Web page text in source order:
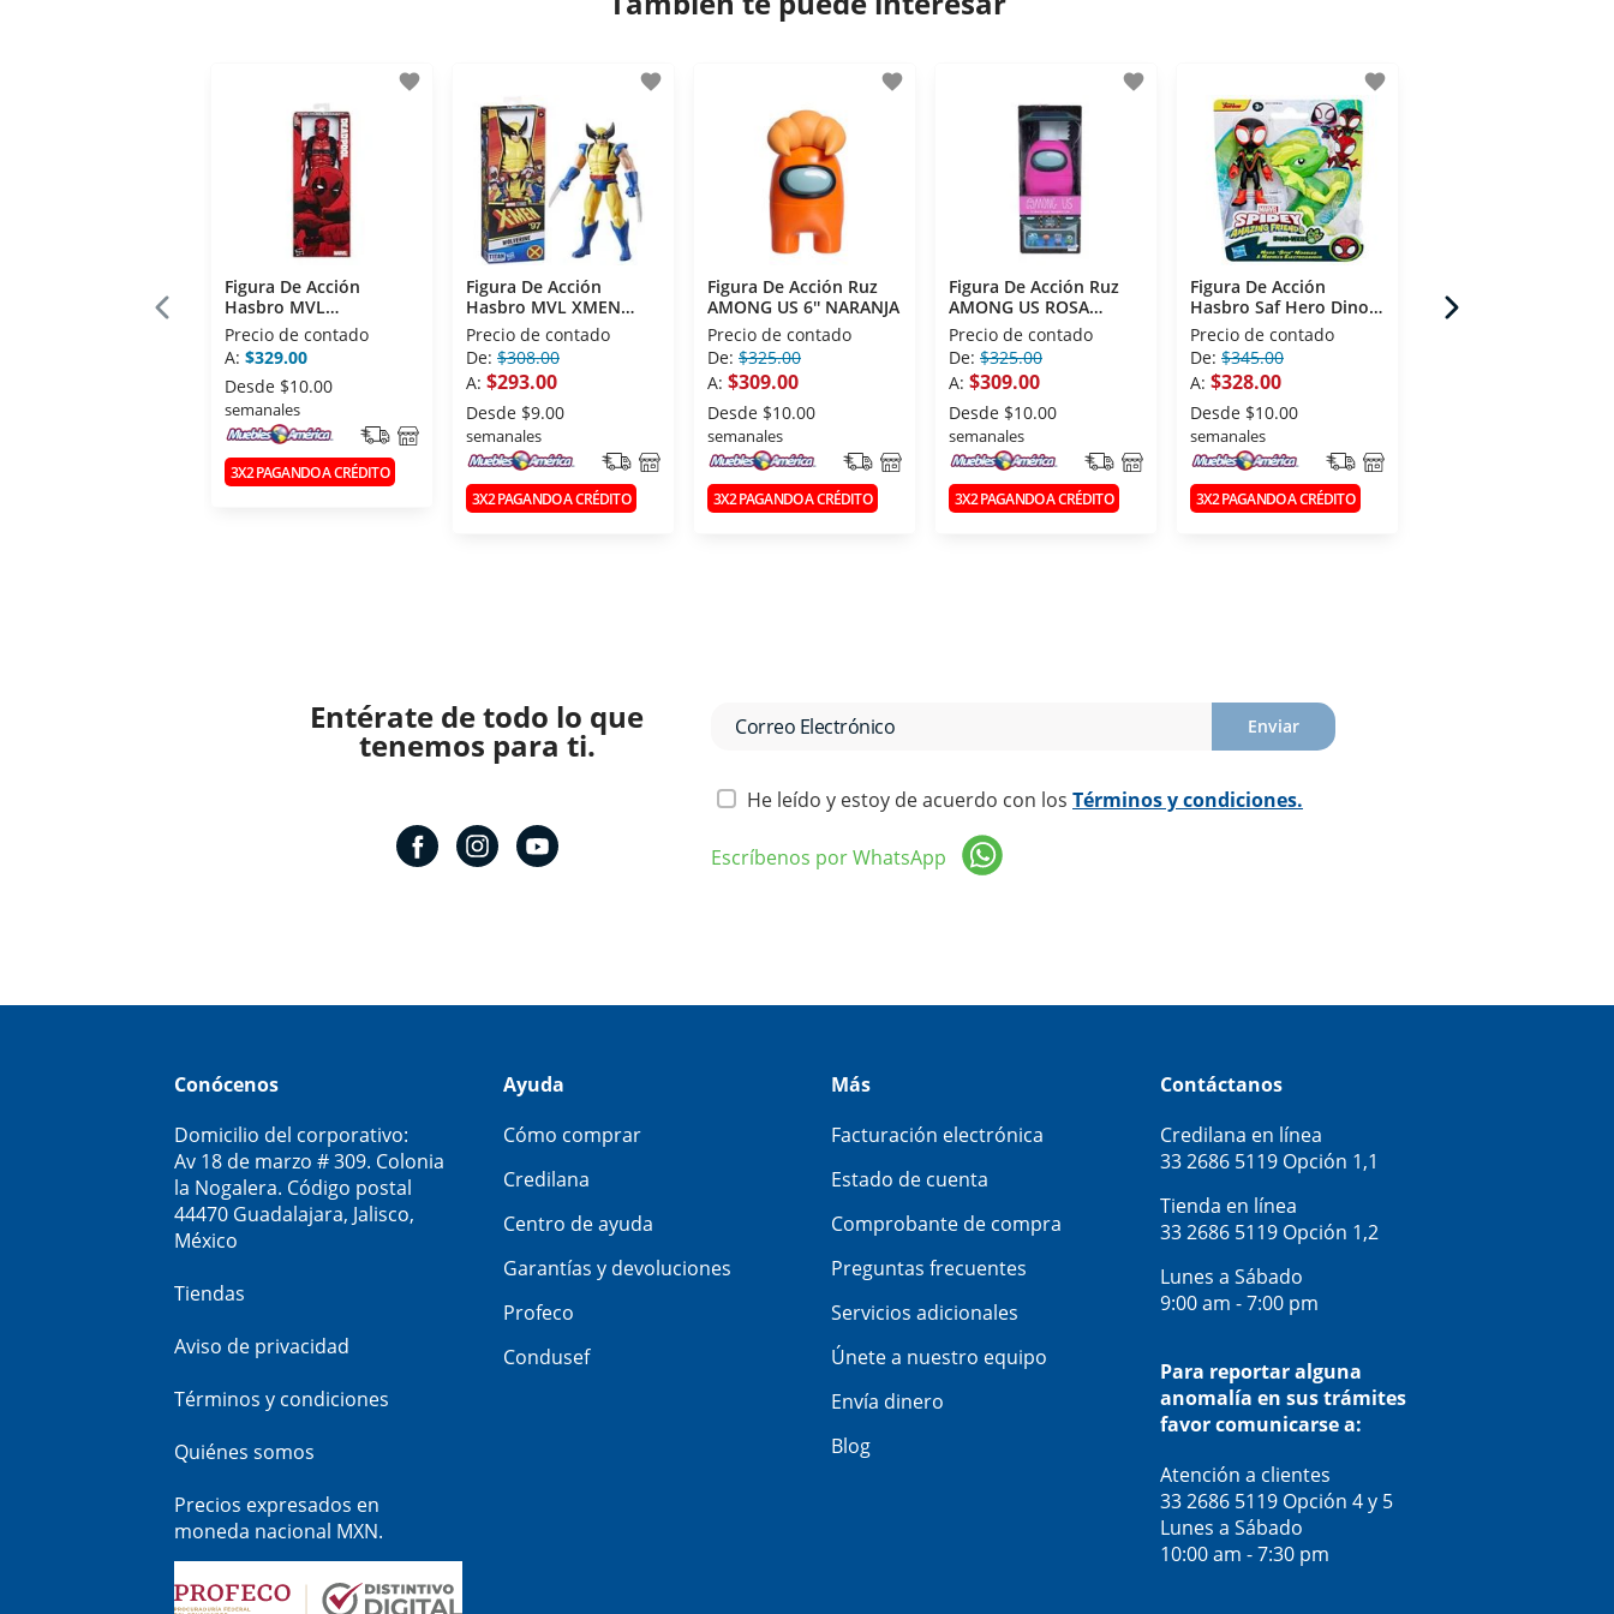
favorite
Figura De Acción
Hasbro MVL
DEADPOOL 12 INCH
FIGURE
Precio de contado
A: $329.00
Desde $10.00
semanales
3X2 PAGANDO A CRÉDITO
favorite
Figura De Acción
Hasbro MVL XMEN
12IN TITAN HERO
Precio de contado
De: $308.00
A: $293.00
Desde $9.00
semanales
3X2 PAGANDO A CRÉDITO
favorite
Figura De Acción Ruz
AMONG US 6'' NARANJA
Precio de contado
De: $325.00
A: $309.00
Desde $10.00
semanales
3X2 PAGANDO A CRÉDITO
favorite
Figura De Acción Ruz
AMONG US ROSA
172365-W2
Precio de contado
De: $325.00
A: $309.00
Desde $10.00
semanales
3X2 PAGANDO A CRÉDITO
favorite
Figura De Acción
Hasbro Saf Hero Dino
Webs Miles
Precio de contado
De: $345.00
A: $328.00
Desde $10.00
semanales
3X2 PAGANDO A CRÉDITO
AMONG US 6'' AZUL
Entérate de todo lo que
tenemos para ti. Enviar
He leído y estoy de acuerdo con los Términos y condiciones.
Escríbenos por WhatsApp
Conócenos
Domicilio del corporativo:
Av 18 de marzo # 309. Colonia
la Nogalera. Código postal
44470 Guadalajara, Jalisco,
México
Tiendas
Aviso de privacidad
Términos y condiciones
Quiénes somos
Precios expresados en
moneda nacional MXN.
Ayuda
Cómo comprar
Credilana
Centro de ayuda
Garantías y devoluciones
Profeco
Condusef
Más
Facturación electrónica
Estado de cuenta
Comprobante de compra
Preguntas frecuentes
Servicios adicionales
Únete a nuestro equipo
Envía dinero
Blog
Contáctanos
Credilana en línea
33 2686 5119 Opción 1,1
Tienda en línea
33 2686 5119 Opción 1,2
Lunes a Sábado
9:00 am - 7:00 pm
Para reportar alguna
anomalía en sus trámites
favor comunicarse a:
Atención a clientes
33 2686 5119 Opción 4 y 5
Lunes a Sábado
10:00 am - 7:30 pm